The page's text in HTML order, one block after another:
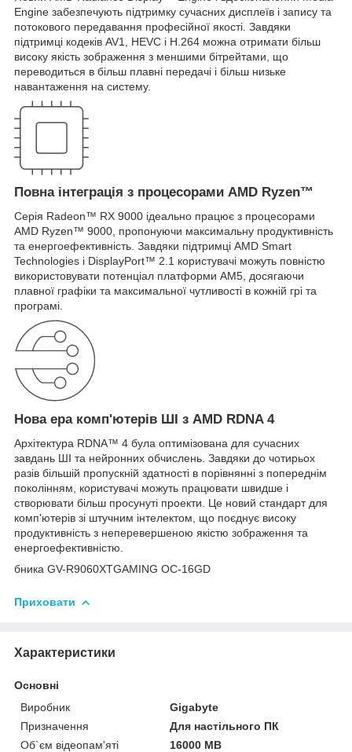
Engine забезпечують підтримку сучасних дисплеїв і запису та
потокового передавання професійної якості. Завдяки
підтримці кодеків AV1, HEVC і H.264 можна отримати більш
високу якість зображення з меншими бітрейтами, що
переводиться в більш плавні передачі і більш низьке
навантаження на систему.
Повна інтеграція з процесорами AMD Ryzen™
Серія Radeon™ RX 9000 ідеально працює з процесорами
AMD Ryzen™ 9000, пропонуючи максимальну продуктивність
та енергоефективність. Завдяки підтримці AMD Smart
Technologies і DisplayPort™ 2.1 користувачі можуть повністю
використовувати потенціал платформи AM5, досягаючи
плавної графіки та максимальної чутливості в кожній грі та
програмі.
Нова ера комп'ютерів ШІ з AMD RDNA 4
Архітектура RDNA™ 4 була оптимізована для сучасних
завдань ШІ та нейронних обчислень. Завдяки до чотирьох
разів більшій пропускній здатності в порівнянні з попереднім
поколінням, користувачі можуть працювати швидше і
створювати більш просунуті проекти. Це новий стандарт для
комп'ютерів зі штучним інтелектом, що поєднує високу
продуктивність з неперевершеною якістю зображення та
енергоефективністю.
бника GV-R9060XTGAMING OC-16GD
Приховати
Характеристики
Основні
Виробник
Gigabyte
Призначення
Для настільного ПК
Об`єм відеопам'яті
16000 MB